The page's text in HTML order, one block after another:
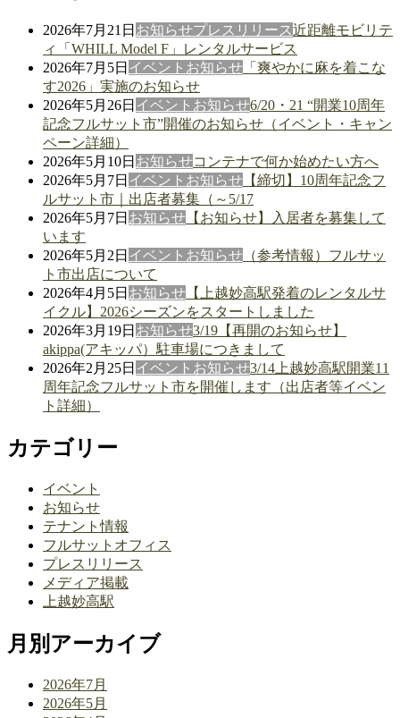
2026年7月21日 お知らせプレスリリース近距離モビリテ
ィ「WHILL Model F」レンタルサービス
2026年7月5日 イベント お知らせ 「爽やかに麻を着こな
す2026」実施のお知らせ
2026年5月26日 イベント お知らせ6/20・21 “開業10周年
記念フルサット市”開催のお知らせ（イベント・キャン
ペーン詳細）
2026年5月10日 お知らせコンテナで何か始めたい方へ
2026年5月7日 イベント お知らせ 【締切】10周年記念フ
ルサット市｜出店者募集（～5/17
2026年5月7日 お知らせ 【お知らせ】入居者を募集して
います
2026年5月2日 イベント お知らせ （参考情報）フルサッ
ト市出店について
2026年4月5日 お知らせ 【上越妙高駅発着のレンタルサ
イクル】2026シーズンをスタートしました
2026年3月19日 お知らせ3/19【再開のお知らせ】
akippa(アキッパ）駐車場につきまして
2026年2月25日 イベント お知らせ3/14上越妙高駅開業11
周年記念フルサット市を開催します（出店者等イベン
ト詳細）
カテゴリー
イベント
お知らせ
テナント情報
フルサットオフィス
プレスリリース
メディア掲載
上越妙高駅
月別アーカイブ
2026年7月
2026年5月